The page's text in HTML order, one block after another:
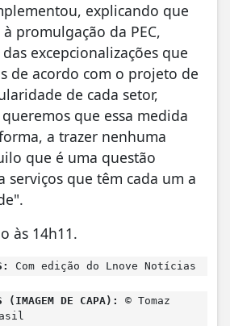
explicando que
promulgação da PEC,
excepcionalizações que
de acordo com o projeto de
de cada setor,
que essa medida
a trazer nenhuma
que é uma questão
serviços que têm cada um a
às 14h11.
Com edição do Lnove Notícias
(IMAGEM DE CAPA):
© Tomaz